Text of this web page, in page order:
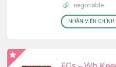
negotiable
NHÂN VIÊN CHÍNH